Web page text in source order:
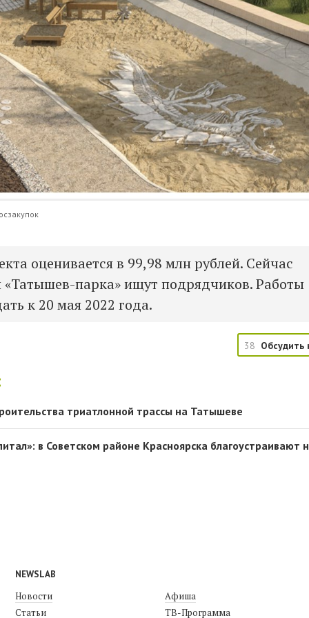
оценивается в 99,98 млн рублей. Сейчас
«Татышев-парка» ищут подрядчиков. Работы
к 20 мая 2022 года.
38 Обсудить
триатлонной трассы на Татышеве
в Советском районе Красноярска благоустраивают
NEWSLAB
Новости
Статьи
Афиша
ТВ-Программа